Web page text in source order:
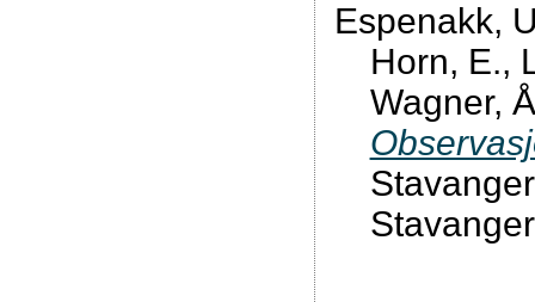
Espenakk,
Horn, E.,
Wagner,